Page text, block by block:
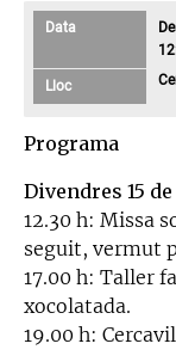
Data
Lloc
Programa
Divendres 15
12.30 h: Missa
seguit, vermut
17.00 h: Taller
xocolatada.
19.00 h: